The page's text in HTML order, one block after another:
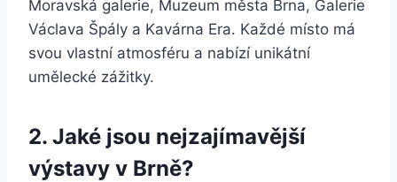
Moravská galerie, Muzeum města Brna, Galerie
Václava Špály a Kavárna Era. Každé místo má
svou vlastní atmosféru a nabízí unikátní
umělecké zážitky.
2. Jaké jsou nejzajímavější
výstavy v Brně?